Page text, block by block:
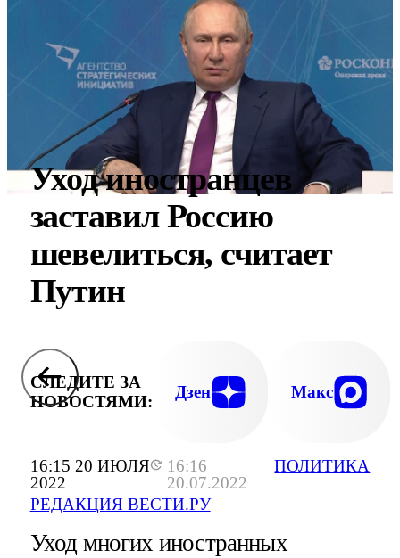
16:15 20 ИЮЛЯ
2022
16:16
20.07.2022
РЕДАКЦИЯ ВЕСТИ.РУ
ПОЛИТИКА
Уход иностранцев
заставил Россию
шевелиться, считает
Путин
СЛЕДИТЕ ЗА
НОВОСТЯМИ:
Дзен Макс
Уход многих иностранных